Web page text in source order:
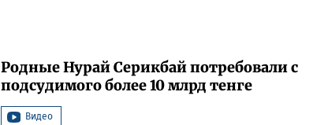
Родные Нурай Серикбай потребовали с
подсудимого более 10 млрд тенге
Видео